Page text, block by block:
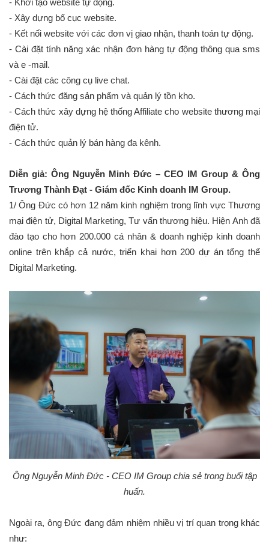
- Khởi tạo website tự động.
- Xây dựng bố cục website.
- Kết nối website với các đơn vị giao nhận, thanh toán tự động.
- Cài đặt tính năng xác nhận đơn hàng tự động thông qua sms
và e -mail.
- Cài đặt các công cụ live chat.
- Cách thức đăng sản phẩm và quản lý tồn kho.
- Cách thức xây dựng hệ thống Affiliate cho website thương mại
điện tử.
- Cách thức quản lý bán hàng đa kênh.
Diễn giả: Ông Nguyễn Minh Đức – CEO IM Group & Ông
Trương Thành Đạt - Giám đốc Kinh doanh IM Group.
1/ Ông Đức có hơn 12 năm kinh nghiệm trong lĩnh vực Thương
mại điện tử, Digital Marketing, Tư vấn thương hiệu. Hiện Anh đã
đào tạo cho hơn 200.000 cá nhân & doanh nghiệp kinh doanh
online trên khắp cả nước, triển khai hơn 200 dự án tổng thể
Digital Marketing.
Ông Nguyễn Minh Đức - CEO IM Group chia sẻ trong buổi tập
huấn.
Ngoài ra, ông Đức đang đảm nhiệm nhiều vị trí quan trọng khác
như: